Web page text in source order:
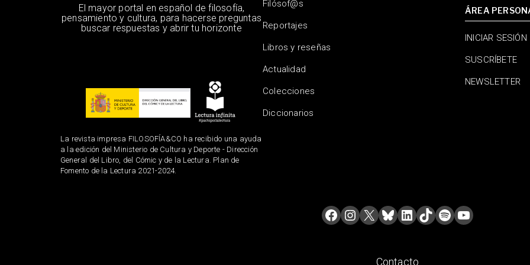
El mayor portal en español de filosofía,
pensamiento y cultura, para hacerse preguntas
buscar respuestas y abrir tu horizonte
La revista impresa FILOSOFÍA&CO ha recibido una ayuda
a la edición del Ministerio de Cultura y Deporte - Dirección
General del Libro, del Cómic y de la Lectura. Plan de
Fomento de la Lectura 2021-2024.
Filósof@s
Reportajes
Libros y reseñas
Actualidad
Colecciones
Diccionarios
ÁREA
INICIAR SESIÓN
SUSCRÍBETE
NEWSLETTER
Contacto